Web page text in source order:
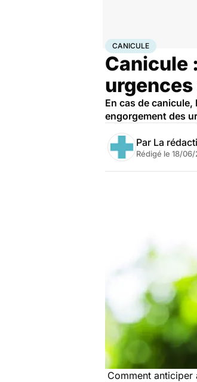
AccueilSanté Urgences
CANICULE
Canicule
En cas de
engorgement des
Par La
Rédigé le 18/06/
Comment anticiper